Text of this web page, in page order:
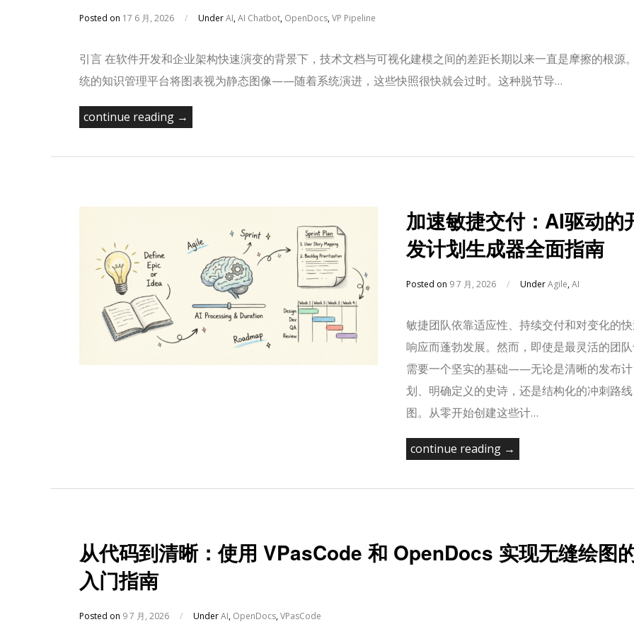
Posted on 17 6 月, 2026 / UnderAI,AI Chatbot, OpenDocs,VP Pipeline
引言 在软件开发和企业架构快速演变的背景下，技术文档与可视化建模之间的差距长期以来一直是摩擦的根源
统的知识管理平台将图表视为静态图像——随着系统演进，这些快照很快就会过时。这种脱节导…
continue reading →
加速敏捷交付：AI驱动的
发计划生成器全面指南
Posted on 9 7 月, 2026 / UnderAgile,AI
敏捷团队依靠适应性、持续交付和对变化的
响应而蓬勃发展。然而，即使是最灵活的团
需要一个坚实的基础——无论是清晰的发布计
划、明确定义的史诗，还是结构化的冲刺路线
图。从零开始创建这些计…
continue reading →
从代码到清晰：使用 VPasCode 和 OpenDocs 实现无缝绘图
入门指南
Posted on 9 7 月, 2026 / UnderAI, OpenDocs,VPasCode